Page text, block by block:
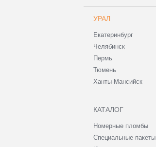
УРАЛ
Екатеринбург
Челябинск
Пермь
Тюмень
Ханты-Мансийск
КАТАЛОГ
Номерные пломбы
Специальные пакеты